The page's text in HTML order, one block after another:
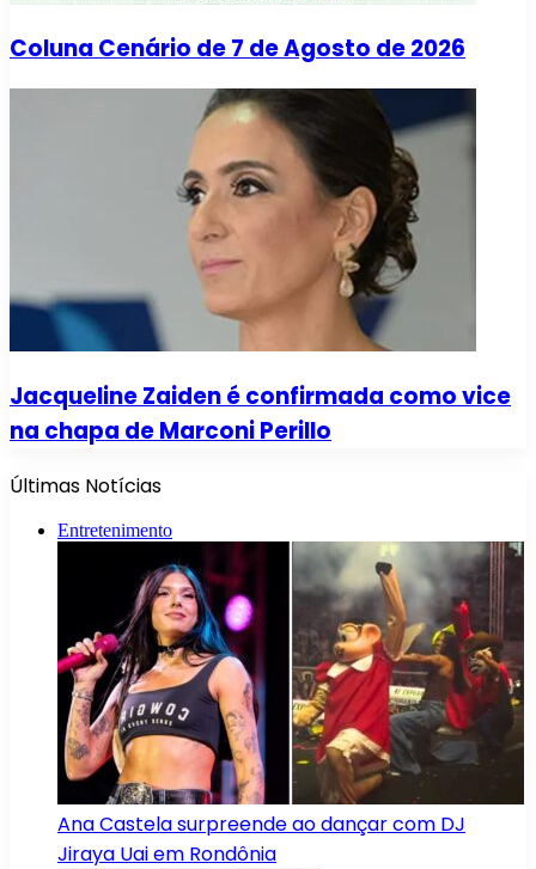
Coluna Cenário de 7 de Agosto de 2026
Jacqueline Zaiden é confirmada como vice
na chapa de Marconi Perillo
Últimas Notícias
Entretenimento
Ana Castela surpreende ao dançar com DJ
Jiraya Uai em Rondônia